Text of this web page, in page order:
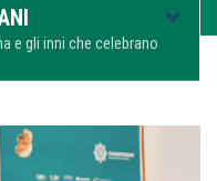
e gli inni che celebrano